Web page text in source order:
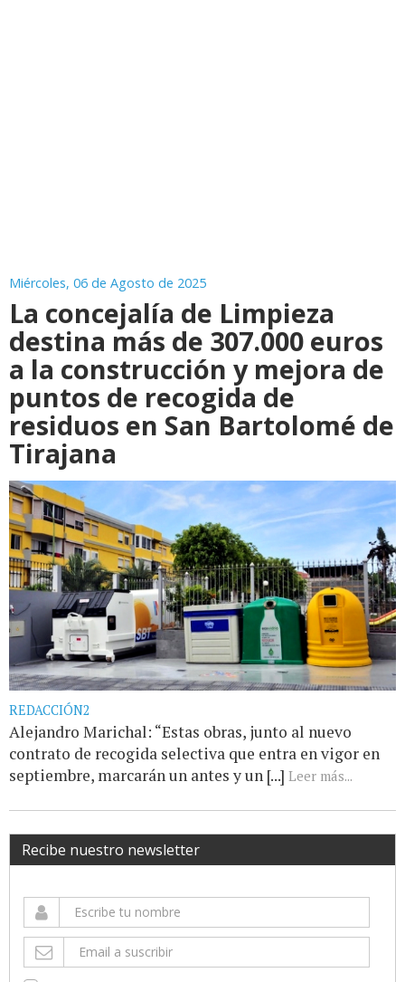
Miércoles, 06 de Agosto de 2025
La concejalía de Limpieza
destina más de 307.000 euros
a la construcción y mejora de
puntos de recogida de
residuos en San Bartolomé de
Tirajana
REDACCIÓN2
Alejandro Marichal: “Estas obras, junto al nuevo
contrato de recogida selectiva que entra en vigor en
septiembre, marcarán un antes y un [...] Leer más...
Recibe nuestro newsletter